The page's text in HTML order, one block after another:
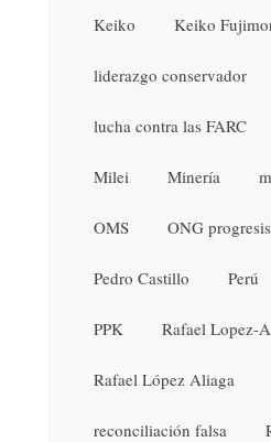
Keiko Keiko
liderazgo conservador
lucha contra las FARC
Milei Minería
OMS ONG
Pedro Castillo Perú
PPK Rafael Lopez-
Rafael López Aliaga
reconciliación falsa